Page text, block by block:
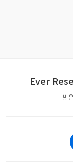
Ever
밝